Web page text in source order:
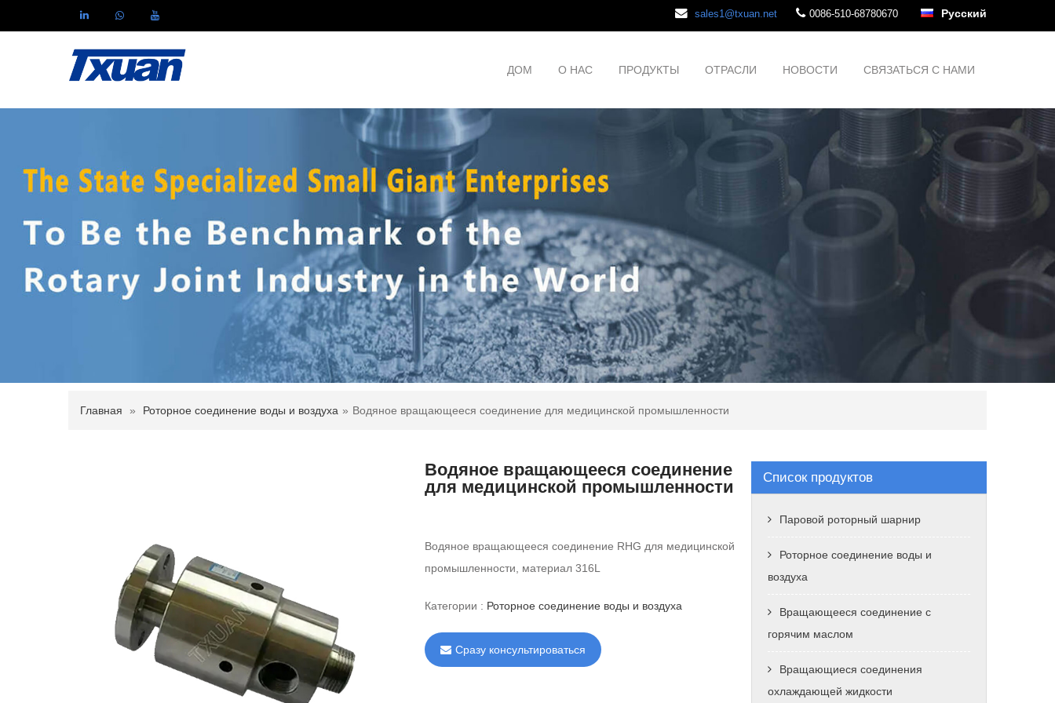
sales1@txuan.net 0086-510-68780670 Русский
ДОМ О НАС ПРОДУКТЫ ОТРАСЛИ НОВОСТИ СВЯЗАТЬСЯ С НАМИ
Главная » Роторное соединение воды и воздуха » Водяное вращающееся соединение для медицинской промышленности
Водяное вращающееся соединение
для медицинской промышленности
Водяное вращающееся соединение RHG для медицинской
промышленности, материал 316L
Категории : Роторное соединение воды и воздуха
Сразу консультироваться
Список продуктов
Паровой роторный шарнир
Роторное соединение воды и
воздуха
Вращающееся соединение с
горячим маслом
Вращающиеся соединения
охлаждающей жидкости